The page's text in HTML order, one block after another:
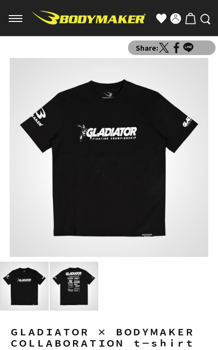
Share:
ＧＬＡＤＩＡＴＯＲ × ＢＯＤＹＭＡＫＥＲ
ＣＯＬＬＡＢＯＲＡＴＩＯＮ ｔ－ｓｈｉｒｔ